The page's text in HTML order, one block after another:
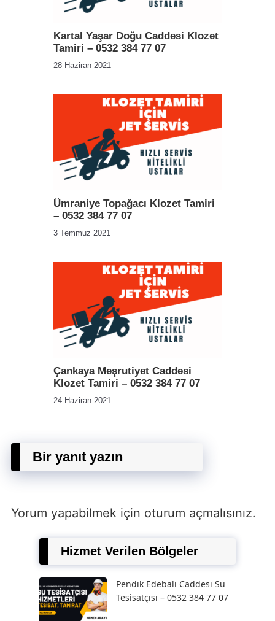
Kartal Yaşar Doğu Caddesi Klozet
Tamiri – 0532 384 77 07
28 Haziran 2021
Ümraniye Topağacı Klozet Tamiri
– 0532 384 77 07
3 Temmuz 2021
Çankaya Meşrutiyet Caddesi
Klozet Tamiri – 0532 384 77 07
24 Haziran 2021
Bir yanıt yazın
Yorum yapabilmek için oturum açmalısınız.
Hizmet Verilen Bölgeler
Pendik Edebali Caddesi Su
Tesisatçısı – 0532 384 77 07